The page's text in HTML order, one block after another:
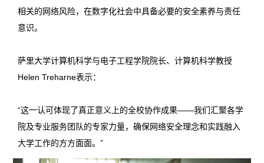
相关的网络风险，在数字化社会中具备必要的安全素养与责任
意识。
萨里大学计算机科学与电子工程学院院长、计算机科学教授
Helen Treharne表示：
“这一认可体现了真正意义上的全校协作成果——我们汇聚各学
院及专业服务团队的专家力量，确保网络安全理念和实践融入
大学工作的方方面面。”